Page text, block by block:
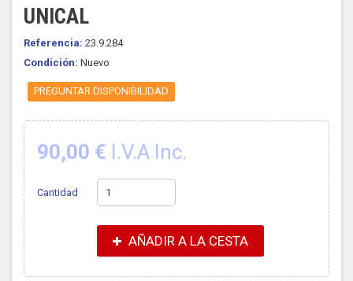
UNICAL
Referencia: 23.9.284
Condición: Nuevo
PREGUNTAR DISPONIBILIDAD
90,00 € I.V.A Inc.
Cantidad
AÑADIR A LA CESTA